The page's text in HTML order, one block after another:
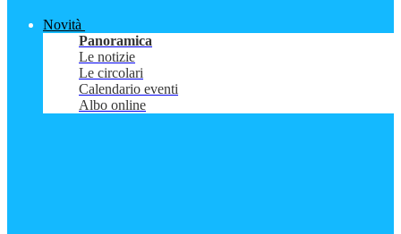
Novità
Panoramica
Le notizie
Le circolari
Calendario eventi
Albo online